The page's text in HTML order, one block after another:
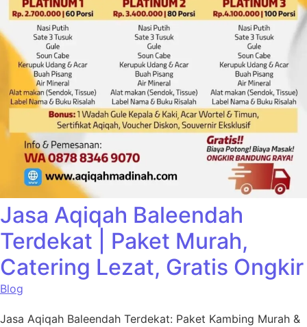
Jasa Aqiqah Baleendah
Terdekat | Paket Murah,
Catering Lezat, Gratis Ongkir
Blog
Jasa Aqiqah Baleendah Terdekat: Paket Kambing Murah &